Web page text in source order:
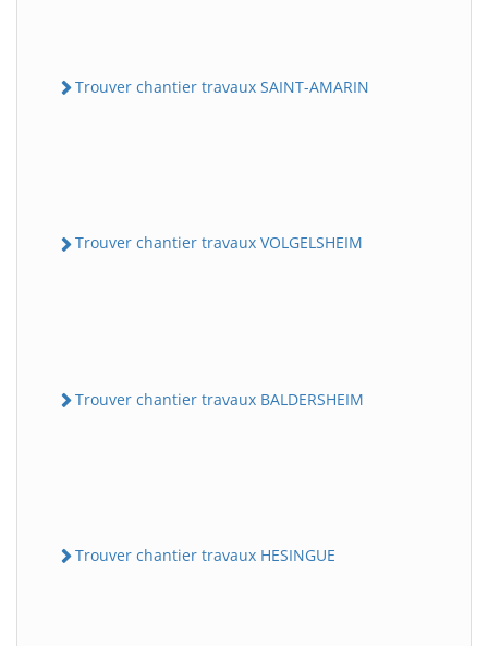
Trouver chantier travaux SAINT-AMARIN
Trouver chantier travaux VOLGELSHEIM
Trouver chantier travaux BALDERSHEIM
Trouver chantier travaux HESINGUE